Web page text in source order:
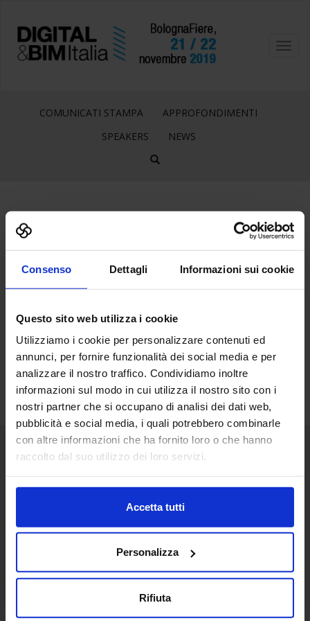
Consenso Dettagli Informazioni sui cookie
Questo sito web utilizza i cookie
Utilizziamo i cookie per personalizzare contenuti ed
annunci, per fornire funzionalità dei social media e per
analizzare il nostro traffico. Condividiamo inoltre
informazioni sul modo in cui utilizza il nostro sito con i
nostri partner che si occupano di analisi dei dati web,
pubblicità e social media, i quali potrebbero combinarle
con altre informazioni che ha fornito loro o che hanno
raccolto dal suo utilizzo dei loro servizi.
Accetta tutti
Personalizza
Rifiuta
COMUNICATI STAMPA
APPROFONDIMENTI
SPEAKERS
NEWS
LOGO_ACCA
+ 39 02.332039460
Progetto e direzione